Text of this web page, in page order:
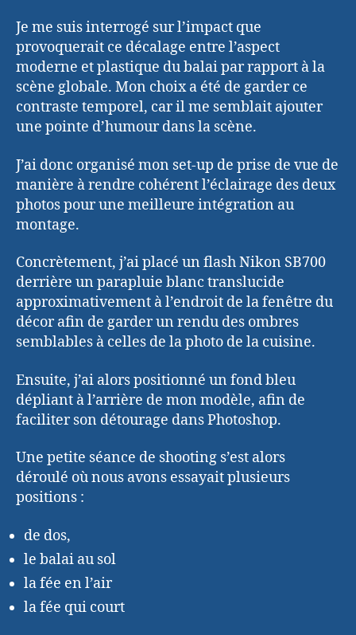
Je me suis interrogé sur l’impact que
provoquerait ce décalage entre l’aspect
moderne et plastique du balai par rapport à la
scène globale. Mon choix a été de garder ce
contraste temporel, car il me semblait ajouter
une pointe d’humour dans la scène.
J’ai donc organisé mon set-up de prise de vue de
manière à rendre cohérent l’éclairage des deux
photos pour une meilleure intégration au
montage.
Concrètement, j’ai placé un flash Nikon SB700
derrière un parapluie blanc translucide
approximativement à l’endroit de la fenêtre du
décor afin de garder un rendu des ombres
semblables à celles de la photo de la cuisine.
Ensuite, j’ai alors positionné un fond bleu
dépliant à l’arrière de mon modèle, afin de
faciliter son détourage dans Photoshop.
Une petite séance de shooting s’est alors
déroulé où nous avons essayait plusieurs
positions :
de dos,
le balai au sol
la fée en l’air
la fée qui court